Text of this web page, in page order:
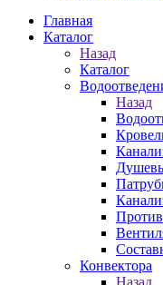
Главная
Каталог
Назад
Каталог
Назад
Конвектора
Назад